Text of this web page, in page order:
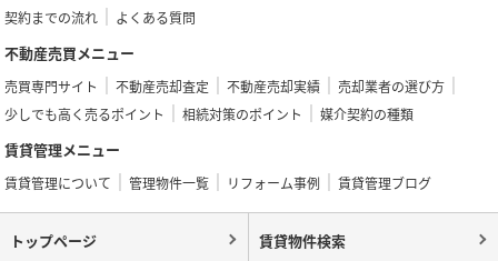
契約までの流れ
よくある質問
不動産売買メニュー
売買専門サイト 不動産売却査定 不動産売却実績
売却業者の選び方
少しでも高く売るポイント
相続対策のポイント 媒介契約の種類
賃貸管理メニュー
賃貸管理について 管理物件一覧 リフォーム事例 賃貸管理ブログ
トップページ 賃貸物件検索